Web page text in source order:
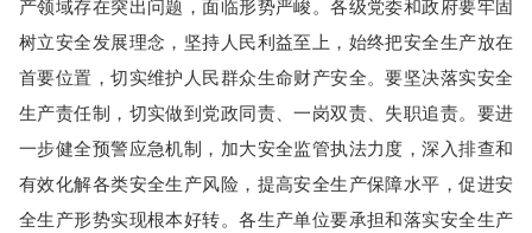
产领域存在突出问题，面临形势严峻。各级党委和政府要牢固
树立安全发展理念，坚持人民利益至上，始终把安全生产放在
首要位置，切实维护人民群众生命财产安全。要坚决落实安全
生产责任制，切实做到党政同责、一岗双责、失职追责。要进
一步健全预警应急机制，加大安全监管执法力度，深入排查和
有效化解各类安全生产风险，提高安全生产保障水平，促进安
全生产形势实现根本好转。各生产单位要承担和落实安全生产